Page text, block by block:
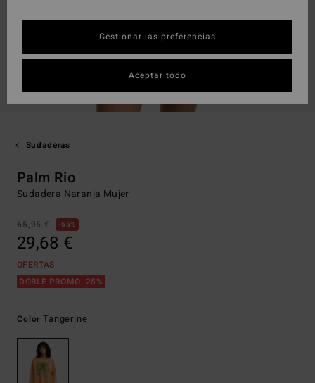
Sudaderas
Palm Rio
Sudadera Naranja Mujer
65,95 € 55%
29,68 €
OFERTAS
DOBLE PROMO -25%
ColorTangerine
Gestionar las preferencias
Aceptar todo